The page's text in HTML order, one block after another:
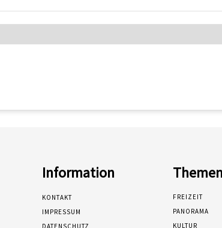
Information
KONTAKT
IMPRESSUM
DATENSCHUTZ
Themen
FREIZEIT
PANORAMA
KULTUR